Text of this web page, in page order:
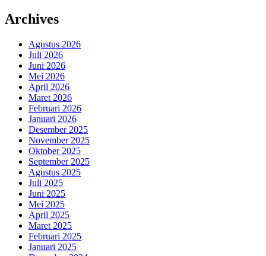
Archives
Agustus 2026
Juli 2026
Juni 2026
Mei 2026
April 2026
Maret 2026
Februari 2026
Januari 2026
Desember 2025
November 2025
Oktober 2025
September 2025
Agustus 2025
Juli 2025
Juni 2025
Mei 2025
April 2025
Maret 2025
Februari 2025
Januari 2025